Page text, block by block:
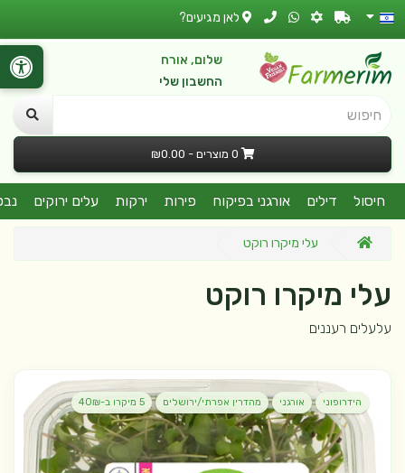
לאן מגיעים?
שלום, אורח
החשבון שלי
חיפוש
0 מוצרים - ₪0.00
חיסול דילים אורגני בפיקוח פירות ירקות עלים ירוקים
עלי מיקרו רוקט
עלי מיקרו רוקט
עלעלים רעננים
הידרופוני אורגני מהדרין אפרתי/ירושלים 5 מיקרו ב-40₪